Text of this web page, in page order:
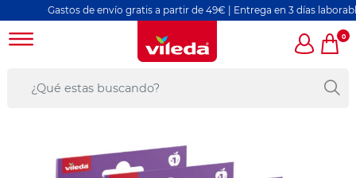
Gastos de envío gratis a partir de 49€ | Entrega en 3 días laborables
0